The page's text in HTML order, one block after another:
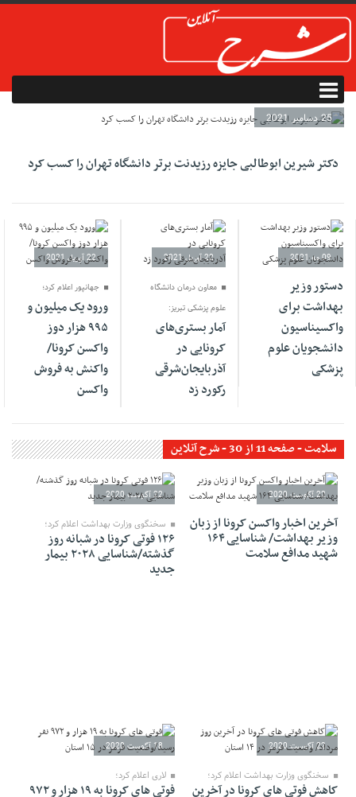
25 دسامبر 2021
دکتر شیرین ابوطالبی جایزه رزیدنت برتر دانشگاه تهران را کسب کرد
09 مه 2021
دستور وزیر
بهداشت برای
واکسیناسیون
دانشجویان علوم
پزشکی
22 آوریل 2021
معاون درمان دانشگاه
علوم پزشکی تبریز:
آمار بستری‌های
کرونایی در
آذربایجان‌شرقی
رکورد زد
22 آوریل 2021
جهانپور اعلام کرد؛
ورود یک میلیون و
۹۹۵ هزار دوز
واکسن کرونا/
واکنش به فروش
واکسن
سلامت - صفحه 11 از 30 - شرح آنلاین
22 آگوست 2020
آخرین اخبار واکسن کرونا از زبان
وزیر بهداشت/ شناسایی ۱۶۴
شهید مدافع سلامت
22 آگوست 2020
سخنگوی وزارت بهداشت اعلام کرد؛
۱۲۶ فوتی کرونا در شبانه روز
گذشته/شناسایی ۲۰۲۸ بیمار
جدید
22 آگوست 2020
سخنگوی وزارت بهداشت اعلام کرد؛
کاهش فوتی های کرونا در آخرین
18 آگوست 2020
لاری اعلام کرد؛
فوتی های کرونا به ۱۹ هزار و ۹۷۲